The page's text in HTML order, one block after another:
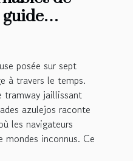
posée sur sept
à travers le temps.
tramway jaillissant
azulejos raconte
les navigateurs
inconnus. Ce